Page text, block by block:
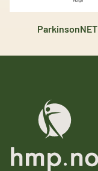
ParkinsonNET